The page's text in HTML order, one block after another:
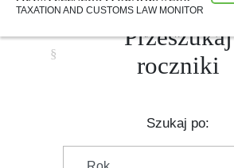
nawigację
TAXATION AND CUSTOMS LAW MONITOR
Przeszukaj
roczniki
Szukaj po: